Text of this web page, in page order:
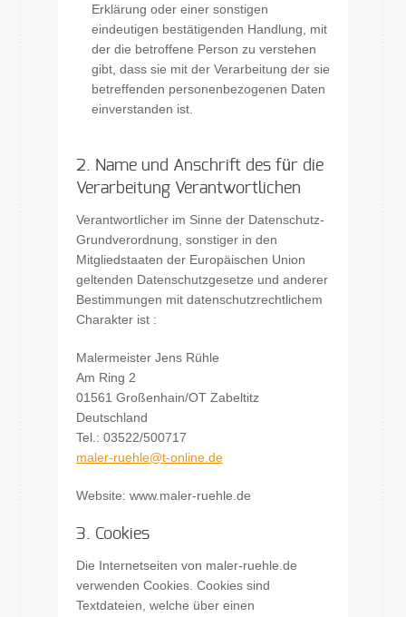
Erklärung oder einer sonstigen
eindeutigen bestätigenden Handlung, mit
der die betroffene Person zu verstehen
gibt, dass sie mit der Verarbeitung der sie
betreffenden personenbezogenen Daten
einverstanden ist.
2. Name und Anschrift des für die
Verarbeitung Verantwortlichen
Verantwortlicher im Sinne der Datenschutz-
Grundverordnung, sonstiger in den
Mitgliedstaaten der Europäischen Union
geltenden Datenschutzgesetze und anderer
Bestimmungen mit datenschutzrechtlichem
Charakter ist :
Malermeister Jens Rühle
Am Ring 2
01561 Großenhain/OT Zabeltitz
Deutschland
Tel.: 03522/500717
maler-ruehle@t-online.de
Website: www.maler-ruehle.de
3. Cookies
Die Internetseiten von maler-ruehle.de
verwenden Cookies. Cookies sind
Textdateien, welche über einen